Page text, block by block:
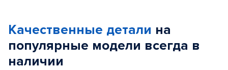
Качественные детали на
популярные модели всегда в
наличии